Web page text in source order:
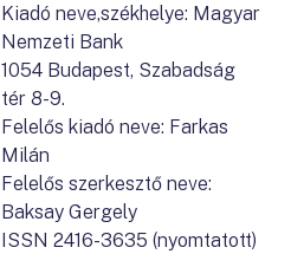
Kiadó neve,székhelye: Magyar
Nemzeti Bank
1054 Budapest, Szabadság
tér 8-9.
Felelős kiadó neve: Farkas
Milán
Felelős szerkesztő neve:
Baksay Gergely
ISSN 2416-3635 (nyomtatott)